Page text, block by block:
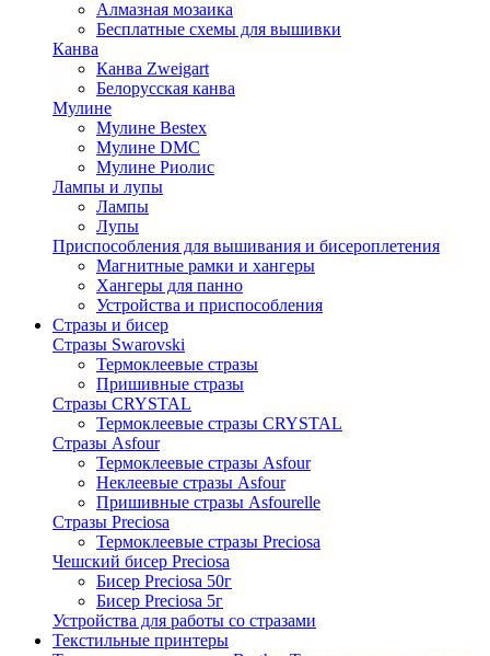
Алмазная мозаика
Бесплатные схемы для вышивки
Канва
Канва Zweigart
Белорусская канва
Мулине
Мулине Bestex
Мулине DMC
Мулине Риолис
Лампы и лупы
Лампы
Лупы
Приспособления для вышивания и бисероплетения
Магнитные рамки и хангеры
Хангеры для панно
Устройства и приспособления
Стразы и бисер
Стразы Swarovski
Термоклеевые стразы
Пришивные стразы
Стразы CRYSTAL
Термоклеевые стразы CRYSTAL
Стразы Asfour
Термоклеевые стразы Asfour
Неклеевые стразы Asfour
Пришивные стразы Asfourelle
Стразы Preciosa
Термоклеевые стразы Preciosa
Чешский бисер Preciosa
Бисер Preciosa 50г
Бисер Preciosa 5г
Устройства для работы со стразами
Текстильные принтеры